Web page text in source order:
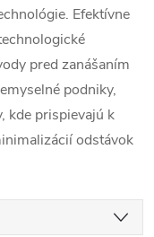
Efektívne
pred zanášaním
podniky,
kde prispievajú k
odstávok